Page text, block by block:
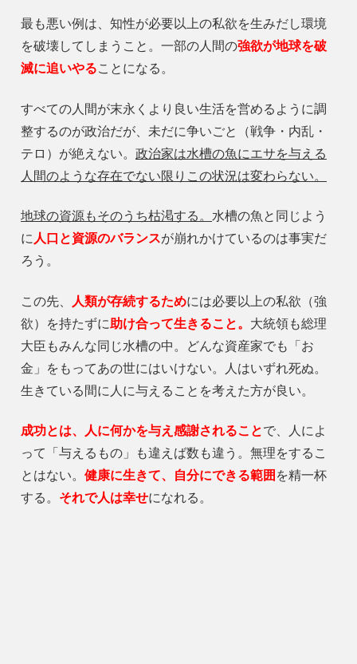
最も悪い例は、知性が必要以上の私欲を生みだし環境
を破壊してしまうこと。一部の人間の強欲が地球を破
滅に追いやることになる。
すべての人間が末永くより良い生活を営めるように調
整するのが政治だが、未だに争いごと（戦争・内乱・
テロ）が絶えない。 政治家は水槽の魚にエサを与える
人間のような存在でない限りこの状況は変わらない。
地球の資源もそのうち枯渇する。 水槽の魚と同じよう
に 人口と資源のバランスが崩れかけているのは事実だ
ろう。
この先、 人類が存続するためには必要以上の私欲（強
欲）を持たずに助け合って生きること。 大統領も総理
大臣もみんな同じ水槽の中。どんな資産家でも「お
金」をもってあの世にはいけない。人はいずれ死ぬ。
生きている間に人に与えることを考えた方が良い。
成功とは、人に何かを与え感謝されることで、人によ
って「与えるもの」も違えば数も違う。無理をするこ
とはない。 健康に生きて、自分にできる範囲 を精一杯
する。 それで人は幸せになれる。